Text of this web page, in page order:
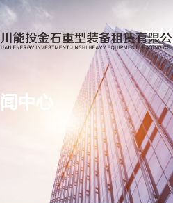
闻 中心